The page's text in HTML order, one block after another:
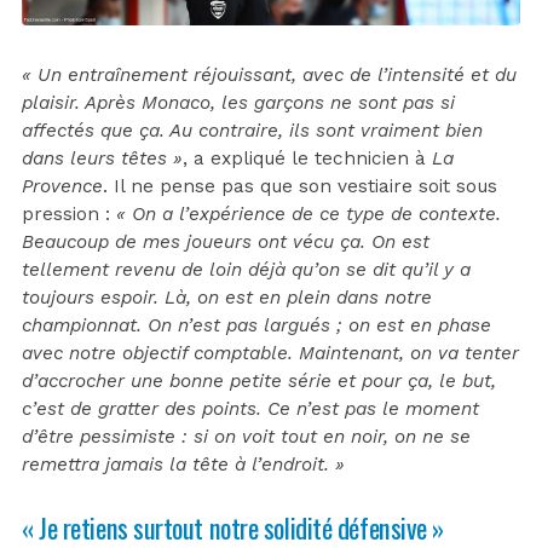
« Un entraînement réjouissant, avec de l’intensité et du
plaisir. Après Monaco, les garçons ne sont pas si
affectés que ça. Au contraire, ils sont vraiment bien
dans leurs têtes », a expliqué le technicien à La
Provence. Il ne pense pas que son vestiaire soit sous
pression : « On a l’expérience de ce type de contexte.
Beaucoup de mes joueurs ont vécu ça. On est
tellement revenu de loin déjà qu’on se dit qu’il y a
toujours espoir. Là, on est en plein dans notre
championnat. On n’est pas largués ; on est en phase
avec notre objectif comptable. Maintenant, on va tenter
d’accrocher une bonne petite série et pour ça, le but,
c’est de gratter des points. Ce n’est pas le moment
d’être pessimiste : si on voit tout en noir, on ne se
remettra jamais la tête à l’endroit. »
« Je retiens surtout notre solidité défensive »